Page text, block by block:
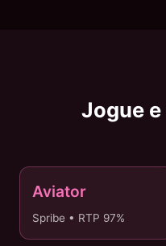
Jogue e
✈️ SAQUE 3MIN
Aviator
Spribe • RTP 97%